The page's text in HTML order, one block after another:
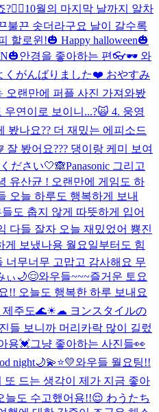
10월의 마지막 날까지 알차
불끈 솟더라구요 날이 갈수록
할로윈!🎃 Happy halloween🎃
안경을 좋아하는 편👓🕶 와
くがんばりました❤️ おやすみ
오랜만에 퍼플 사진 가져와봤
연이로 보이니...?🙀 4. 웅영
봤나요?? 더 재밌는 에피소드
봤어요??? 댕이랑 케미 보여
ださい🤍🙈Panasonic 그리고
유산균 ! 오랜만에 게임도 하
오늘 하루도 행복하게 보내
도 춥지 않게 따뜻하게 입어
다들 잘자 오늘 재밌었어 뿅진
게 보냈나용 월요일부터도 힘
너무너무 고맙고 감사해요 무
ぃ🌙😌와우들~~~즐거운 토요
!! 오늘도 행복한 하루 보내요
제주도🌊☀︎☁︎ ヨンスタイルの
들 보니까 머리카락 많이 길렀
용💓그냥 좋아하는 사진들👀
night🌙💫⭐️💛와우들 월요팅!!
드는 생각이 제가 지금 좋아
늘도 수고했어용!!😌 わうたち